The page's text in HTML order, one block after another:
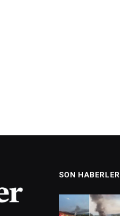
SON HABERLER